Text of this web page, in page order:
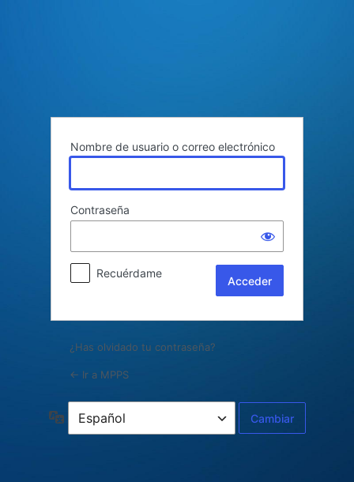
Nombre de usuario o correo electrónico
Contraseña
Recuérdame
¿Has olvidado tu contraseña?
← Ir a MPPS
Idioma